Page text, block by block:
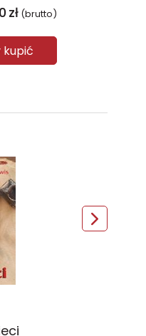
zł (brutto)
kupić